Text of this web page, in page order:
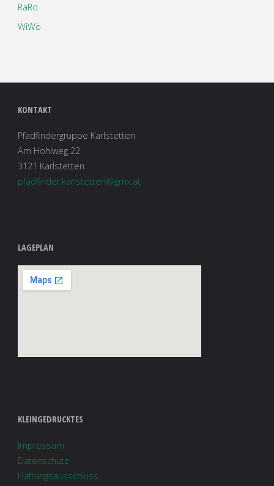
RaRo
WiWö
KONTAKT
Pfadfindergruppe Karlstetten
Am Hohlweg 22
3121 Karlstetten
pfadfinder.karlstetten@gmx.at
LAGEPLAN
KLEINGEDRUCKTES
Impressum
Datenschutz
Haftungsausschluss